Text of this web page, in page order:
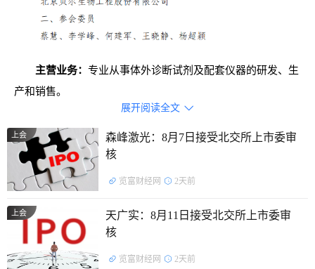
主营业务： 专业从事体外诊断试剂及配套仪器的研发、生
产和销售。
毒、胃肠道病原体、EB病毒、自身免疫抗体等多个产品领
域。
展开阅读全文 
上会
森峰激光：8月7日接受北交所上市委审
核
览富财经网 2天前
上会
天广实：8月11日接受北交所上市委审
核
览富财经网 2天前